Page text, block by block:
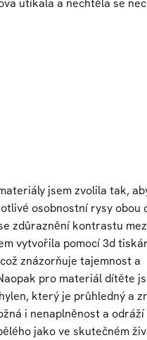
utíkala a nechtěla se
jsem zvolila tak,
osobnostní rysy obou
zdůraznění kontrastu
vytvořila pomocí 3d
znázorňuje tajemnost a
pro materiál dítěte
který je průhledný a
i nenaplněnost a odráží
jako ve skutečném